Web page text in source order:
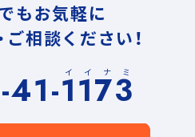
もお気軽に
相談ください！
イイナミ
1173